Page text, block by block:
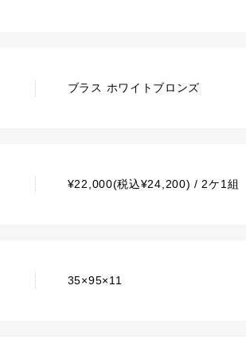
ブラス ホワイトブロンズ
¥22,000(税込¥24,200) / 2ケ1組
35×95×11